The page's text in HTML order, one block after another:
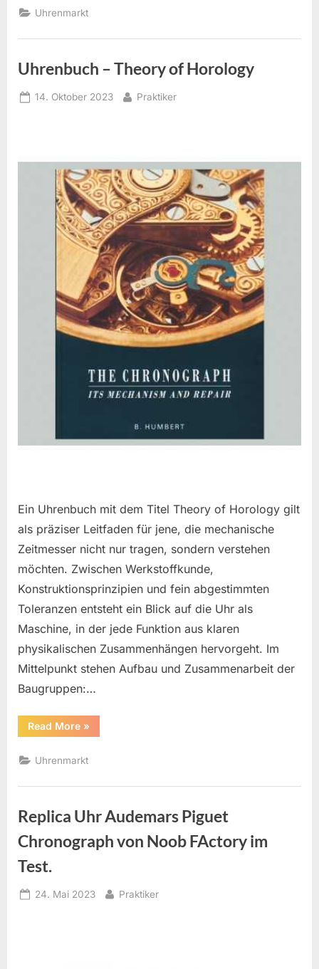
verständlich
lernen”
Uhrenmarkt
Uhrenbuch – Theory of Horology
Posted
14. Oktober 2023 By
Praktiker
Ein Uhrenbuch mit dem Titel Theory of Horology gilt
als präziser Leitfaden für jene, die mechanische
Zeitmesser nicht nur tragen, sondern verstehen
möchten. Zwischen Werkstoffkunde,
Konstruktionsprinzipien und fein abgestimmten
Toleranzen entsteht ein Blick auf die Uhr als
Maschine, in der jede Funktion aus klaren
physikalischen Zusammenhängen hervorgeht. Im
Mittelpunkt stehen Aufbau und Zusammenarbeit der
Baugruppen:…
Read More“Uhrenbuch
–
of
Horology”
»
Uhrenmarkt
Replica Uhr Audemars Piguet
Chronograph von Noob FActory im
Test.
Posted
24. Mai 2023 By
Praktiker